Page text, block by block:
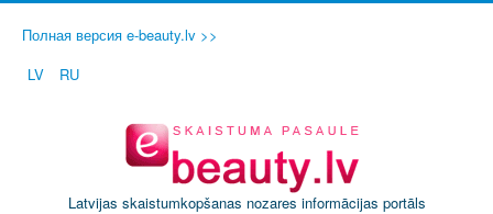
Полная версия e-beauty.lv >>
LV
RU
Latvijas skaistumkopšanas nozares informācijas portāls